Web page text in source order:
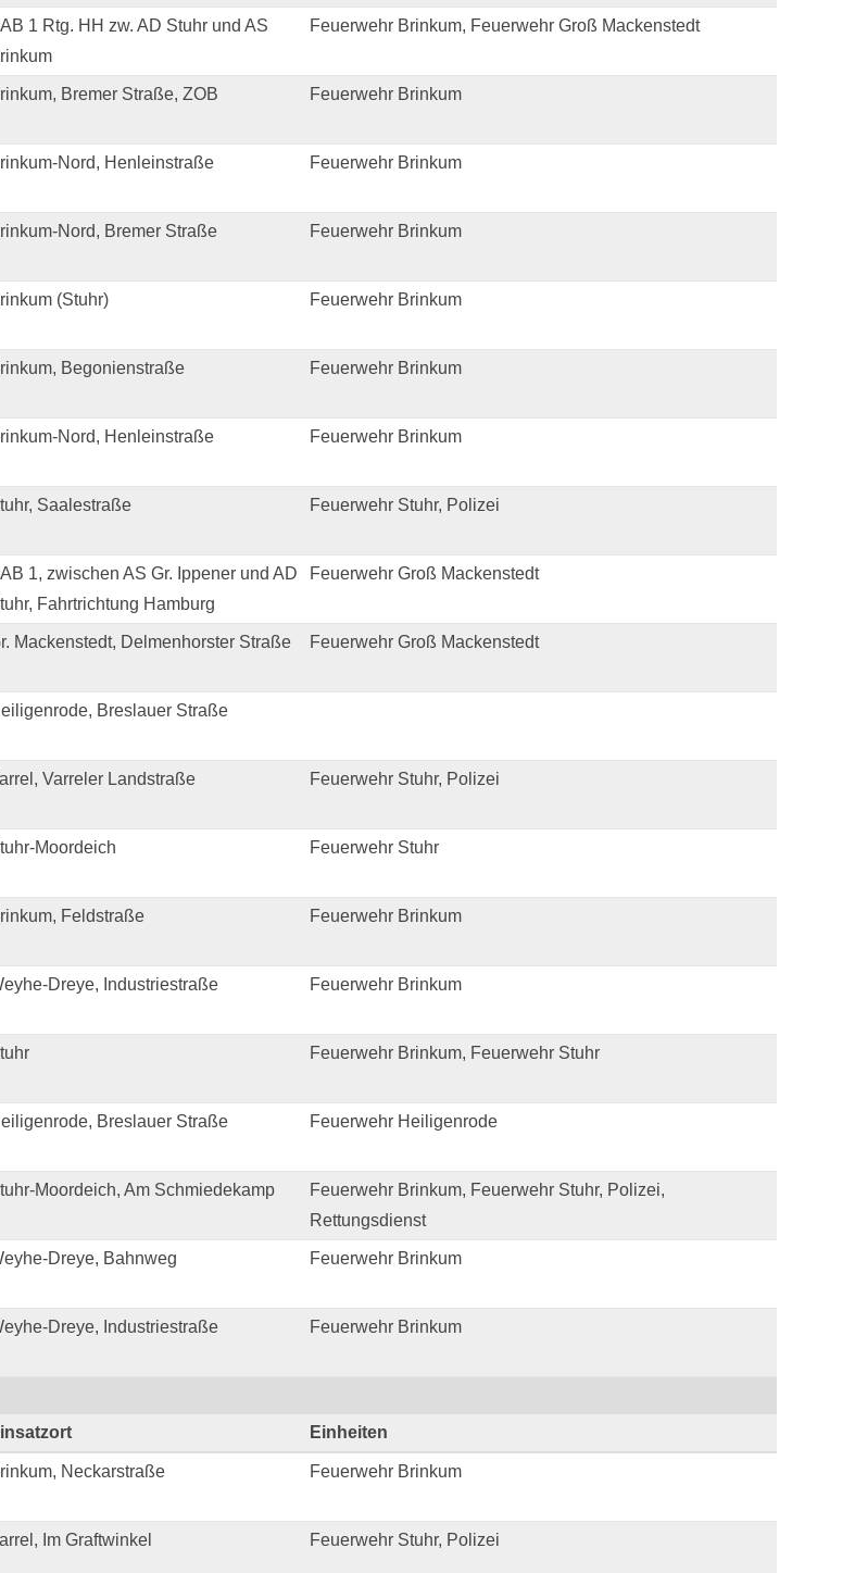
1 Rtg. HH zw. AD Stuhr und AS
Feuerwehr Brinkum, Feuerwehr Groß Mackenstedt
Bremer Straße, ZOB Feuerwehr Brinkum
Nord, Henleinstraße Feuerwehr Brinkum
Nord, Bremer Straße Feuerwehr Brinkum
(Stuhr) Feuerwehr Brinkum
Begonienstraße Feuerwehr Brinkum
Nord, Henleinstraße Feuerwehr Brinkum
Saalestraße Feuerwehr Stuhr, Polizei
1, zwischen AS Gr. Ippener und AD
Fahrtrichtung Hamburg
Feuerwehr Groß Mackenstedt
Mackenstedt, Delmenhorster Straße Feuerwehr Groß Mackenstedt
Breslauer Straße
Varreler Landstraße Feuerwehr Stuhr, Polizei
Moordeich Feuerwehr Stuhr
Feldstraße Feuerwehr Brinkum
Dreye, Industriestraße Feuerwehr Brinkum
Feuerwehr Brinkum, Feuerwehr Stuhr
Breslauer Straße Feuerwehr Heiligenrode
Moordeich, Am Schmiedekamp
Feuerwehr Brinkum, Feuerwehr Stuhr, Polizei,
Rettungsdienst
Dreye, Bahnweg Feuerwehr Brinkum
Dreye, Industriestraße Feuerwehr Brinkum
Einheiten
Neckarstraße Feuerwehr Brinkum
Im Graftwinkel Feuerwehr Stuhr, Polizei